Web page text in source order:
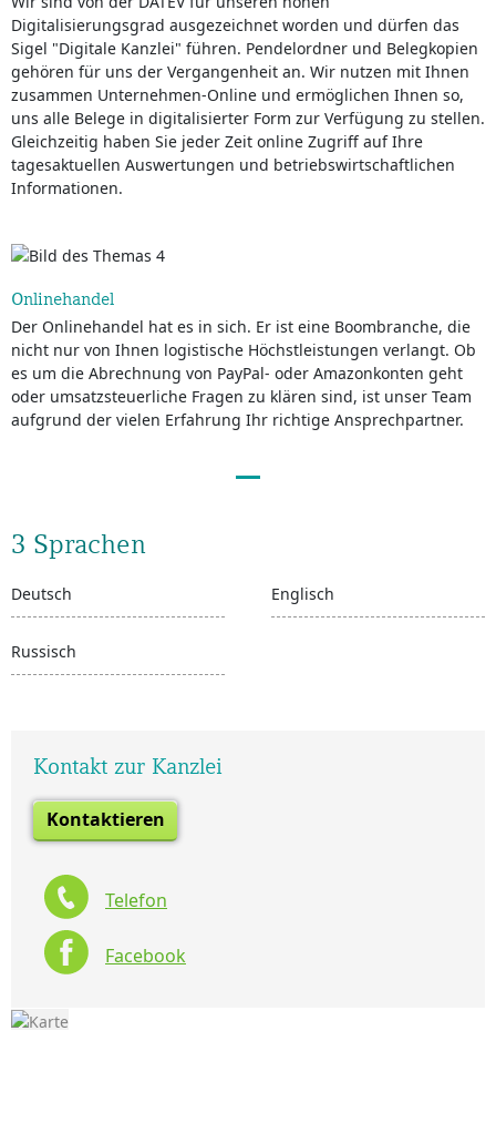
Digitalisierungsgrad ausgezeichnet worden und dürfen das
Sigel "Digitale Kanzlei" führen. Pendelordner und Belegkopien
gehören für uns der Vergangenheit an. Wir nutzen mit Ihnen
zusammen Unternehmen-Online und ermöglichen Ihnen so,
uns alle Belege in digitalisierter Form zur Verfügung zu stellen.
Gleichzeitig haben Sie jeder Zeit online Zugriff auf Ihre
tagesaktuellen Auswertungen und betriebswirtschaftlichen
Informationen.
Onlinehandel
Der Onlinehandel hat es in sich. Er ist eine Boombranche, die
nicht nur von Ihnen logistische Höchstleistungen verlangt. Ob
es um die Abrechnung von PayPal- oder Amazonkonten geht
oder umsatzsteuerliche Fragen zu klären sind, ist unser Team
aufgrund der vielen Erfahrung Ihr richtige Ansprechpartner.
3 Sprachen
Deutsch Englisch
Russisch
Kontakt zur Kanzlei
Kontaktieren
Telefon
Facebook